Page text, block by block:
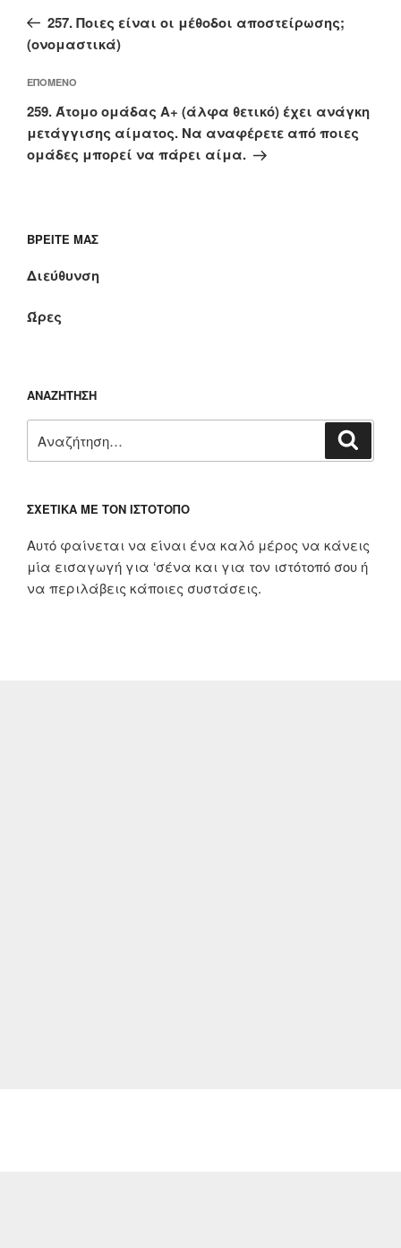
άρθρο257. Ποιες είναι οι μέθοδοι αποστείρωσης;
(ονομαστικά)
Επόμενο
άρθρο
ΕΠΌΜΕΝΟ
259. Άτομο ομάδας Α+ (άλφα θετικό) έχει ανάγκη
μετάγγισης αίματος. Να αναφέρετε από ποιες
ομάδες μπορεί να πάρει αίμα.
ΒΡΕΊΤΕ ΜΑΣ
Διεύθυνση
Ώρες
ΑΝΑΖΉΤΗΣΗ
για:
ΣΧΕΤΙΚΆ ΜΕ ΤΟΝ ΙΣΤΌΤΟΠΟ
Αυτό φαίνεται να είναι ένα καλό μέρος να κάνεις
μία εισαγωγή για ‘σένα και για τον ιστότοπό σου ή
να περιλάβεις κάποιες συστάσεις.